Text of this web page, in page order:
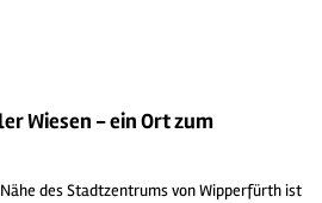
Wiesen - ein Ort zum
des Stadtzentrums von Wipperfürth ist